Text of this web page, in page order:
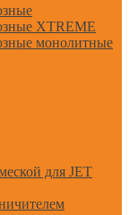
XTREME
монолитные
для JET